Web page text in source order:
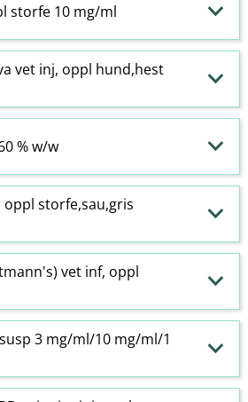
storfe 10 mg/ml
vet inj, oppl hund,hest
% w​/​w
oppl storfe,sau,gris
vet inf, oppl
3 mg/ml/10 mg/ml/1